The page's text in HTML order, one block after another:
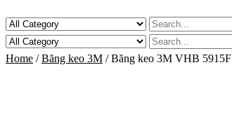
Home /Băng keo 3M / Băng keo 3M VHB 5915F